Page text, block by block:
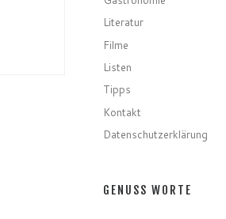
Literatur
Filme
Listen
Tipps
Kontakt
Datenschutzerklärung
GENUSS WORTE